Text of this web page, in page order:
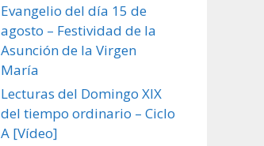
Evangelio del día 15 de
agosto – Festividad de la
Asunción de la Virgen
María
Lecturas del Domingo XIX
del tiempo ordinario – Ciclo
A [Vídeo]